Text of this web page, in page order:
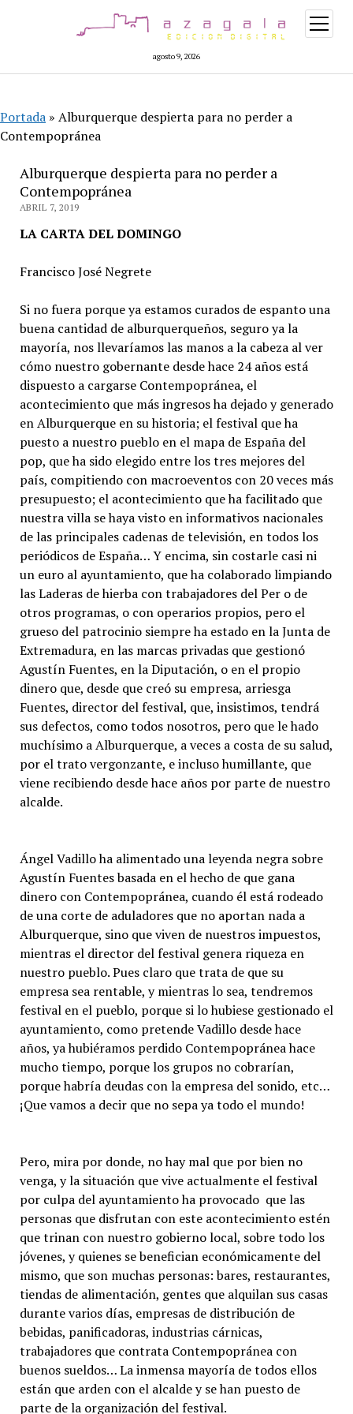
agosto 9, 2026
abrir
menú
Portada » Alburquerque despierta para no perder a
Contempopránea
Alburquerque despierta para no perder a
Contempopránea
ABRIL 7, 2019
LA CARTA DEL DOMINGO
Francisco José Negrete
Si no fuera porque ya estamos curados de espanto una
buena cantidad de alburquerqueños, seguro ya la
mayoría, nos llevaríamos las manos a la cabeza al ver
cómo nuestro gobernante desde hace 24 años está
dispuesto a cargarse Contempopránea, el
acontecimiento que más ingresos ha dejado y generado
en Alburquerque en su historia; el festival que ha
puesto a nuestro pueblo en el mapa de España del
pop, que ha sido elegido entre los tres mejores del
país, compitiendo con macroeventos con 20 veces más
presupuesto; el acontecimiento que ha facilitado que
nuestra villa se haya visto en informativos nacionales
de las principales cadenas de televisión, en todos los
periódicos de España… Y encima, sin costarle casi ni
un euro al ayuntamiento, que ha colaborado limpiando
las Laderas de hierba con trabajadores del Per o de
otros programas, o con operarios propios, pero el
grueso del patrocinio siempre ha estado en la Junta de
Extremadura, en las marcas privadas que gestionó
Agustín Fuentes, en la Diputación, o en el propio
dinero que, desde que creó su empresa, arriesga
Fuentes, director del festival, que, insistimos, tendrá
sus defectos, como todos nosotros, pero que le hado
muchísimo a Alburquerque, a veces a costa de su salud,
por el trato vergonzante, e incluso humillante, que
viene recibiendo desde hace años por parte de nuestro
alcalde.
Ángel Vadillo ha alimentado una leyenda negra sobre
Agustín Fuentes basada en el hecho de que gana
dinero con Contempopránea, cuando él está rodeado
de una corte de aduladores que no aportan nada a
Alburquerque, sino que viven de nuestros impuestos,
mientras el director del festival genera riqueza en
nuestro pueblo. Pues claro que trata de que su
empresa sea rentable, y mientras lo sea, tendremos
festival en el pueblo, porque si lo hubiese gestionado el
ayuntamiento, como pretende Vadillo desde hace
años, ya hubiéramos perdido Contempopránea hace
mucho tiempo, porque los grupos no cobrarían,
porque habría deudas con la empresa del sonido, etc…
¡Que vamos a decir que no sepa ya todo el mundo!
Pero, mira por donde, no hay mal que por bien no
venga, y la situación que vive actualmente el festival
por culpa del ayuntamiento ha provocado que las
personas que disfrutan con este acontecimiento estén
que trinan con nuestro gobierno local, sobre todo los
jóvenes, y quienes se benefician económicamente del
mismo, que son muchas personas: bares, restaurantes,
tiendas de alimentación, gentes que alquilan sus casas
durante varios días, empresas de distribución de
bebidas, panificadoras, industrias cárnicas,
trabajadores que contrata Contempopránea con
buenos sueldos… La inmensa mayoría de todos ellos
están que arden con el alcalde y se han puesto de
parte de la organización del festival.